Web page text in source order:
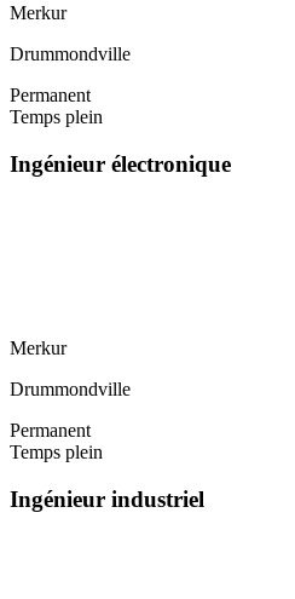
Merkur
Drummondville
Permanent
Temps plein
Ingénieur électronique
Merkur
Drummondville
Permanent
Temps plein
Ingénieur industriel